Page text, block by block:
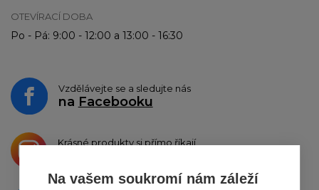
Na vašem soukromí nám záleží
OTEVÍRACÍ DOBA
Po - Pá: 9:00 - 12:00 a 13:00 - 16:30
Vzdělávejte se a sledujte nás
na Facebooku
Krásné produkty si přímo říkají